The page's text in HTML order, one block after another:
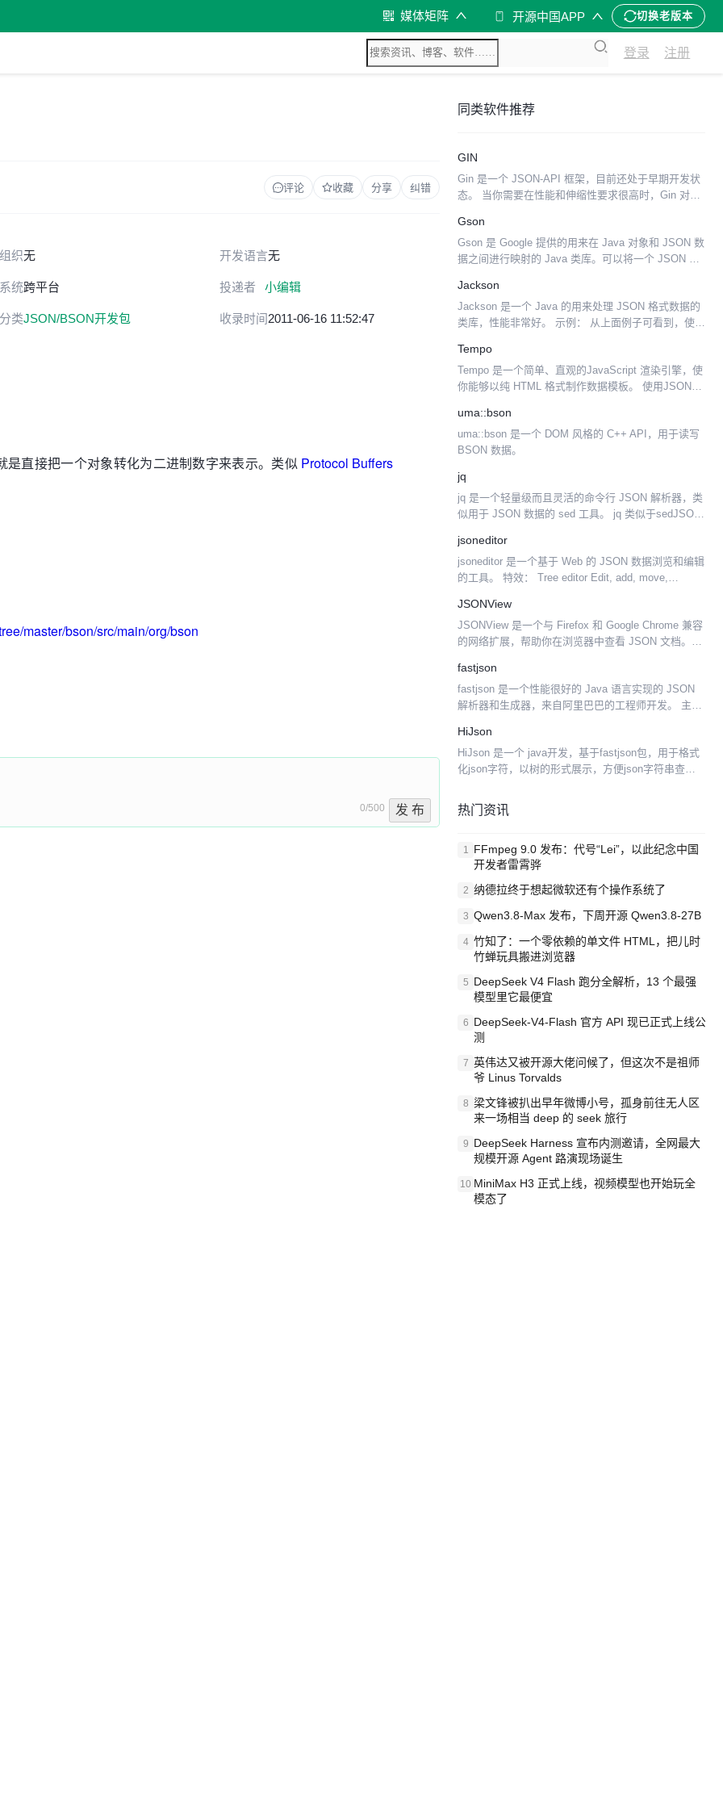
媒体矩阵 开源中国APP 切换老版本
登录 注册
评论 收藏 分享 纠错
织无 开发语言无
统跨平台 投递者 小编辑
类JSON/BSON开发包 收录时间2011-06-16 11:52:47
直接把一个对象转化为二进制数字来表示。类似 Protocol Buffers
master/bson/src/main/org/bson
0/500 发 布
同类软件推荐
GIN
Gin 是一个 JSON-API 框架，目前还处于早期开发状
态。 当你需要在性能和伸缩性要求很高时，Gin 对你
写。 下面是一个简单的 Gi...
Gson
Gson 是 Google 提供的用来在 Java 对象和 JSON 数
据之间进行映射的 Java 类库。可以将一个 JSON 字
Gson gs...
Jackson
Jackson 是一个 Java 的用来处理 JSON 格式数据的
类库，性能非常好。 示例： 从上面例子可看到，使用
Tempo
Tempo 是一个简单、直观的JavaScript 渲染引擎，使
你能够以纯 HTML 格式制作数据模板。 使用JSON作
HTML呈现数据。而 Tempo...
uma::bson
uma::bson 是一个 DOM 风格的 C++ API，用于读写
BSON 数据。
jq
jq 是一个轻量级而且灵活的命令行 JSON 解析器，类
似用于 JSON 数据的 sed 工具。 jq 类似于sedJSON
构化数据，与使用sed、aw...
jsoneditor
jsoneditor 是一个基于 Web 的 JSON 数据浏览和编辑
的工具。 特效： Tree editor Edit, add, move,
JSONView
JSONView 是一个与 Firefox 和 Google Chrome 兼容
的网络扩展，帮助你在浏览器中查看 JSON 文档。
fastjson
fastjson 是一个性能很好的 Java 语言实现的 JSON
解析器和生成器，来自阿里巴巴的工程师开发。 主要
成器更快，包括jackso...
HiJson
HiJson 是一个 java开发，基于fastjson包，用于格式
化json字符，以树的形式展示，方便json字符串查
热门资讯
1 FFmpeg 9.0 发布：代号“Lei”，以此纪念中国
开发者雷霄骅
2 纳德拉终于想起微软还有个操作系统了
3 Qwen3.8-Max 发布，下周开源 Qwen3.8-27B
4 竹知了：一个零依赖的单文件 HTML，把儿时
竹蝉玩具搬进浏览器
5 DeepSeek V4 Flash 跑分全解析，13 个最强
模型里它最便宜
6 DeepSeek-V4-Flash 官方 API 现已正式上线公
测
7 英伟达又被开源大佬问候了，但这次不是祖师
爷 Linus Torvalds
8 梁文锋被扒出早年微博小号，孤身前往无人区
来一场相当 deep 的 seek 旅行
9 DeepSeek Harness 宣布内测邀请，全网最大
规模开源 Agent 路演现场诞生
10 MiniMax H3 正式上线，视频模型也开始玩全
模态了